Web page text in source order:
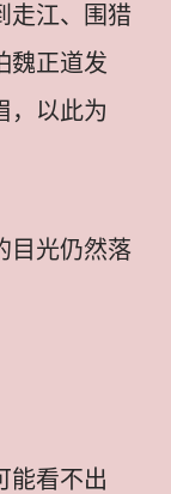
走江、围猎
魏正道发
，以此为
目光仍然落
能看不出